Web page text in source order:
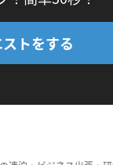
トをする